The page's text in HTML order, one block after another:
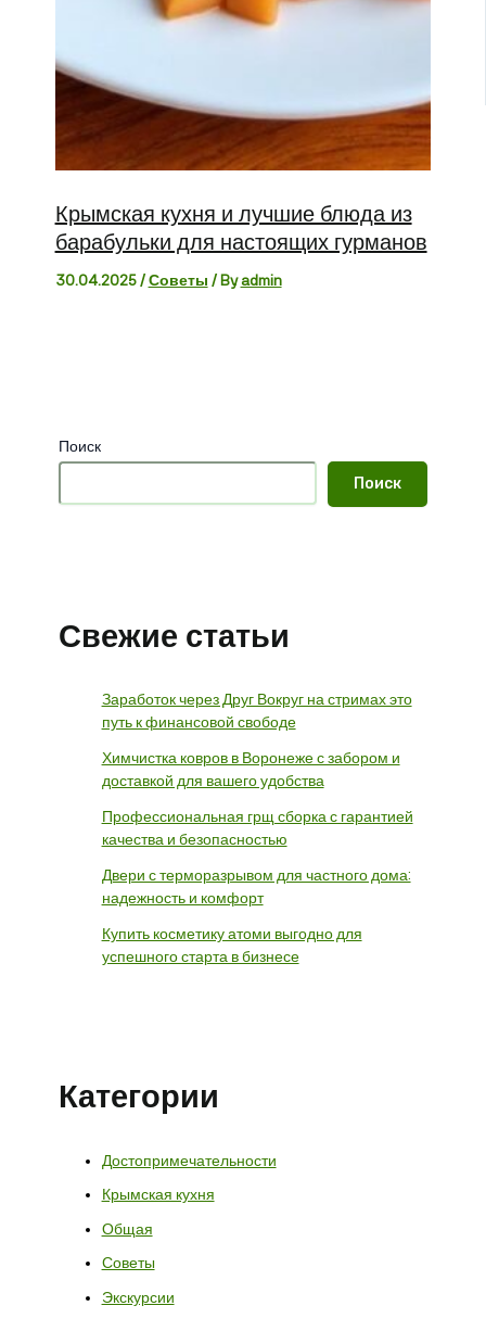
Крымская кухня и лучшие блюда из
барабульки для настоящих гурманов
30.04.2025/Советы / Byadmin
Поиск
Поиск
Свежие статьи
Заработок через Друг Вокруг на стримах это
путь к финансовой свободе
Химчистка ковров в Воронеже с забором и
доставкой для вашего удобства
Профессиональная грщ сборка с гарантией
качества и безопасностью
Двери с терморазрывом для частного дома:
надежность и комфорт
Купить косметику атоми выгодно для
успешного старта в бизнесе
Категории
Достопримечательности
Крымская кухня
Общая
Советы
Экскурсии